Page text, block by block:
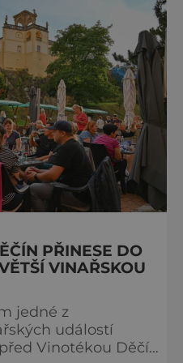
více než 4 200
PŘINESE DO
VINAŘSKOU
jedné z
událostí
Vinotékou Děčín